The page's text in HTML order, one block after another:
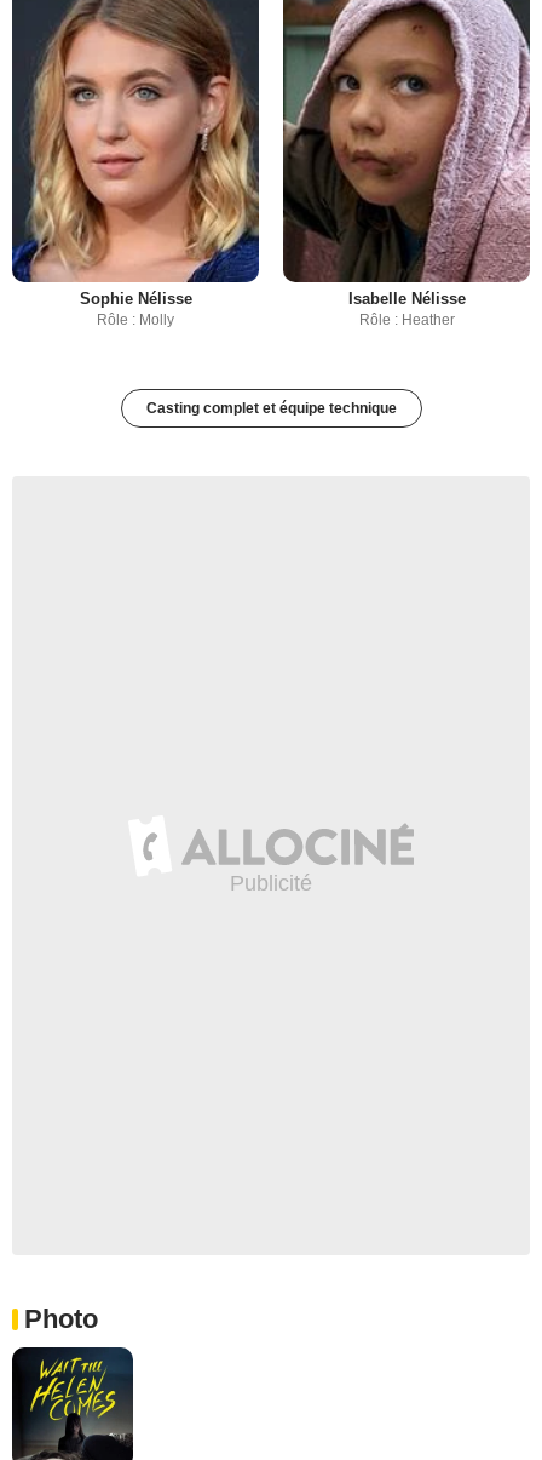
Sophie Nélisse
Rôle : Molly
Isabelle Nélisse
Rôle : Heather
Casting complet et équipe technique
Photo